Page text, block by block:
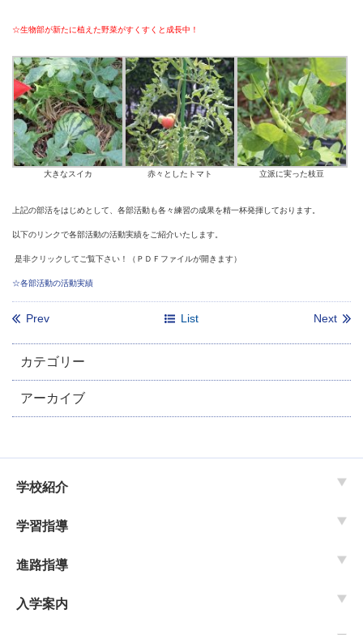
☆生物部が新たに植えた野菜がすくすくと成長中！
大きなスイカ 赤々としたトマト 立派に実った枝豆
上記の部活をはじめとして、各部活動も各々練習の成果を精一杯発揮しております。
以下のリンクで各部活動の活動実績をご紹介いたします。
是非クリックしてご覧下さい！（ＰＤＦファイルが開きます）
☆各部活動の活動実績
Prev List Next
カテゴリー
アーカイブ
学校紹介
学習指導
進路指導
入学案内